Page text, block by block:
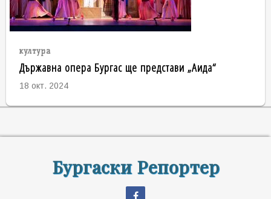
култура
Държавна опера Бургас ще представи „Аида“
18 окт. 2024
Бургаски Репортер